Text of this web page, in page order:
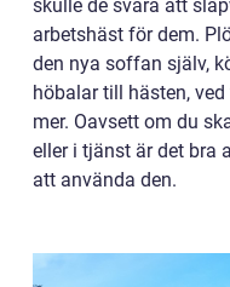
skulle de svara att
arbetshäst för dem.
den nya soffan själv,
höbalar till hästen,
mer. Oavsett om du
eller i tjänst är det bra
att använda den.